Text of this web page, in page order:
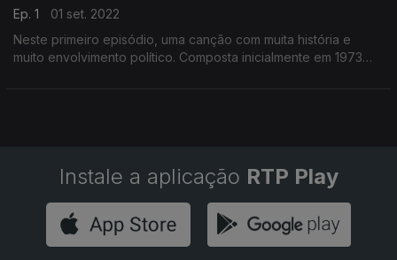
Ep. 1
01 set. 2022
Neste primeiro episódio, uma canção com muita história e
muito envolvimento político. Composta inicialmente em 1973
Instale a aplicação RTP Play